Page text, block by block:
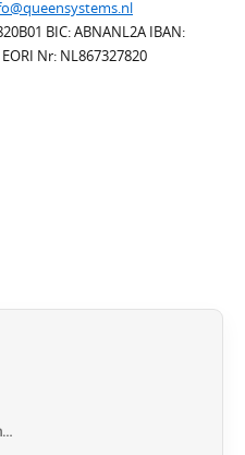
BIC: ABNANL2A IBAN:
Nr: NL867327820